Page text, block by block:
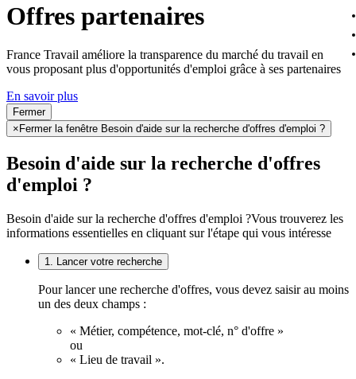
Offres partenaires
France Travail améliore la transparence du marché du travail en
vous proposant plus d'opportunités d'emploi grâce à ses partenaires
En savoir plus
Fermer
× Fermer la fenêtre Besoin d'aide sur la recherche d'offres d'emploi ?
Besoin d'aide sur la recherche d'offres
d'emploi ?
Besoin d'aide sur la recherche d'offres d'emploi ?Vous trouverez les
informations essentielles en cliquant sur l'étape qui vous intéresse
1. Lancer votre recherche
Pour lancer une recherche d'offres, vous devez saisir au moins
un des deux champs :
« Métier, compétence, mot-clé, n° d'offre »
ou
« Lieu de travail ».